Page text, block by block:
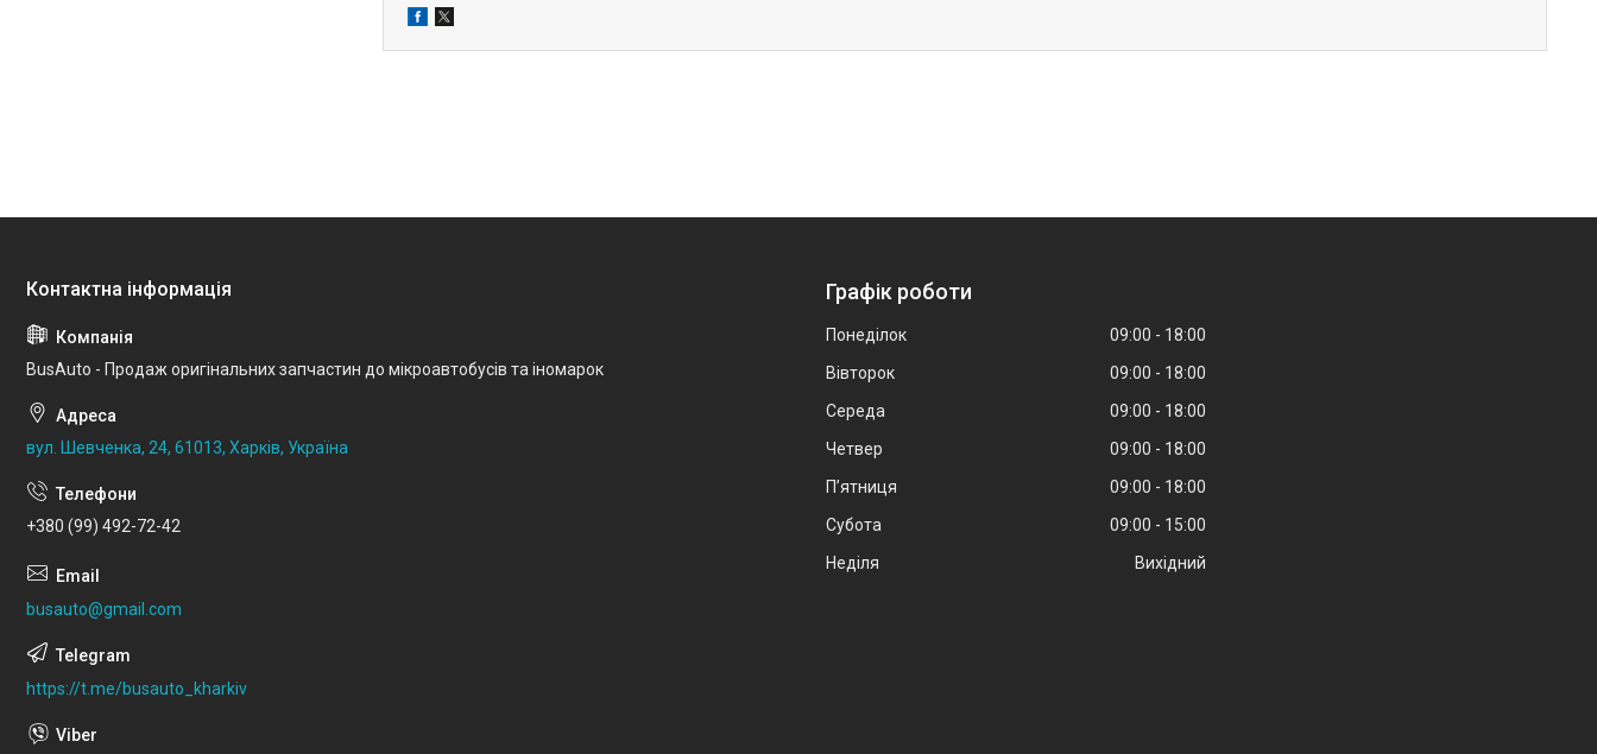
BusAuto - Продаж оригінальних запчастин до мікроавтобусів та іномарок
вул. Шевченка, 24, 61013, Харків, Україна
+380 (99) 492-72-42
busauto@gmail.com
https://t.me/busauto_kharkiv
Графік роботи
Понеділок 09:00
18:00
Вівторок
09:00
18:00
Середа
09:00
18:00
Четвер
09:00
18:00
Пʼятниця
09:00
18:00
Субота
09:00
15:00
Неділя
Вихідний